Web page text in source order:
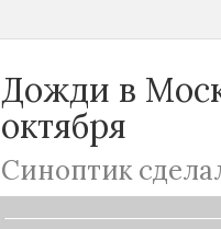
Дожди в
октября
Синоптик